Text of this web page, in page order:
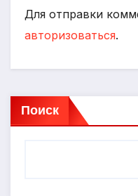
Для отправки
авторизоваться.
Поиск